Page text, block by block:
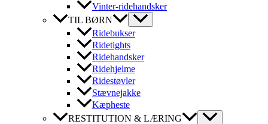
Vinter-ridehandsker
TIL BØRN
Ridebukser
Ridetights
Ridehandsker
Ridehjelme
Ridestøvler
Stævnejakke
Kæpheste
RESTITUTION & LÆRING